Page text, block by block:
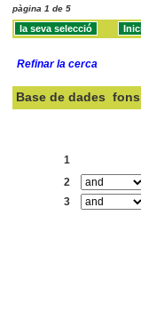
pàgina 1 de 5
Refinar la cerca
Base de dades
1
2
3